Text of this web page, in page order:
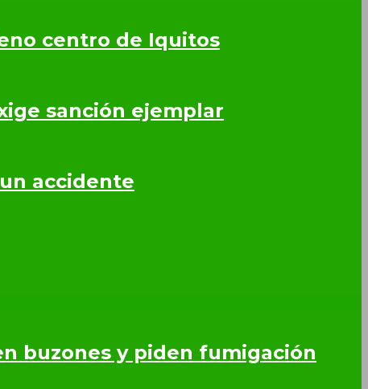
centro de Iquitos
sanción ejemplar
accidente
buzones y piden fumigación